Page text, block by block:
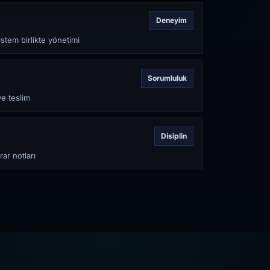
Deneyim
birlikte yönetimi
Sorumluluk
teslim
Disiplin
notları